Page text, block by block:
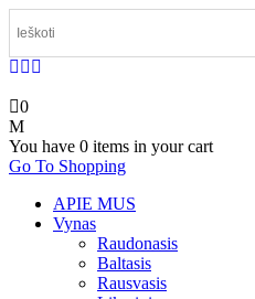
0
You have 0 items in your cart
Go To Shopping
APIE MUS
Vynas
Raudonasis
Baltasis
Rausvasis